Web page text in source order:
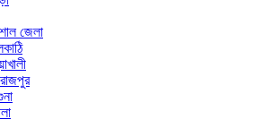
জেলা